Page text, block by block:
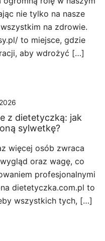
nie tylko na nasze
na zdrowie.
to miejsce, gdzie
aby wdrożyć […]
z dietetyczką: jak
sylwetkę?
więcej osób zwraca
oraz wagę, co
profesjonalnymi
dietetyczka.com.pl to
wszystkich tych, […]